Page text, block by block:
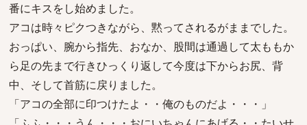
番にキスをし始めました。
アコは時々ピクつきながら、黙ってされるがままでした。
おっぱい、腕から指先、おなか、股間は通過して太ももか
ら足の先まで行きひっくり返して今度は下からお尻、背
中、そして首筋に戻りました。
「アコの全部に印つけたよ・・俺のものだよ・・・」